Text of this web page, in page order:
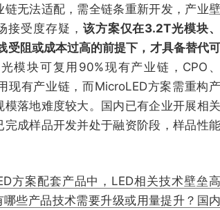
链无法适配，需全链条重新开发，产业壁
接受度存疑， 该方案仅在3.2T光模块、
受阻或成本过高的前提下，才具备替代可
模块可复用90%现有产业链，CPO、
现有产业链，而MicroLED方案需重构产
模落地难度较大。国内已有企业开展相关
完成样品开发并处于融资阶段，样品性能
方案配套产品中，LED相关技术壁垒高
哪些产品技术需要升级或用量提升？国内